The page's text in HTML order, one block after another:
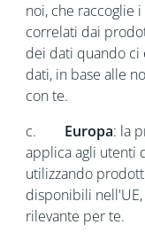
noi, che raccoglie
correlati dai
dei dati quando ci
dati, in base alle
con te.
c. Europa: la
applica agli utenti
utilizzando
disponibili
rilevante per te.